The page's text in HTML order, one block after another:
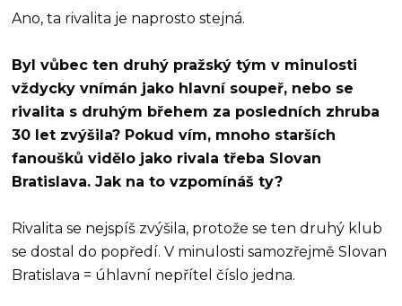
Ano, ta rivalita je naprosto stejná.
Byl vůbec ten druhý pražský tým v minulosti
vždycky vnímán jako hlavní soupeř, nebo se
rivalita s druhým břehem za posledních zhruba
30 let zvýšila? Pokud vím, mnoho starších
fanoušků vidělo jako rivala třeba Slovan
Bratislava. Jak na to vzpomínáš ty?
Rivalita se nejspíš zvýšila, protože se ten druhý klub
se dostal do popředí. V minulosti samozřejmě Slovan
Bratislava = úhlavní nepřítel číslo jedna.